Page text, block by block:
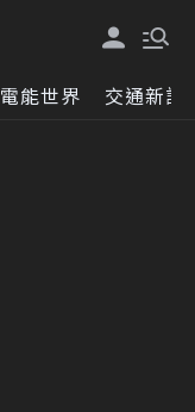
電能世界 交通新訊